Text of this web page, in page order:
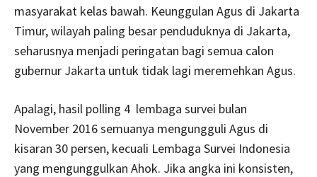
masyarakat kelas bawah. Keunggulan Agus di Jakarta
Timur, wilayah paling besar penduduknya di Jakarta,
seharusnya menjadi peringatan bagi semua calon
gubernur Jakarta untuk tidak lagi meremehkan Agus.
Apalagi, hasil polling 4 lembaga survei bulan
November 2016 semuanya mengungguli Agus di
kisaran 30 persen, kecuali Lembaga Survei Indonesia
yang mengunggulkan Ahok. Jika angka ini konsisten,